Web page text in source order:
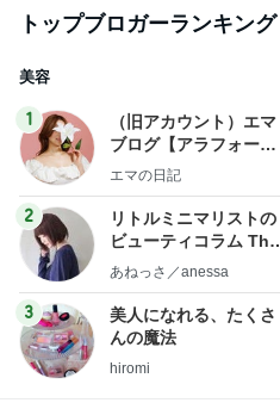
トップブロガーランキング
美容
1
（旧アカウント）エマ
ブログ【アラフォー会
社売却セカンドライ
エマの日記
2
リトルミニマリストの
ビューティコラム The
little minimalist's bea
あねっさ／anessa
3
美人になれる、たくさ
んの魔法
hiromi